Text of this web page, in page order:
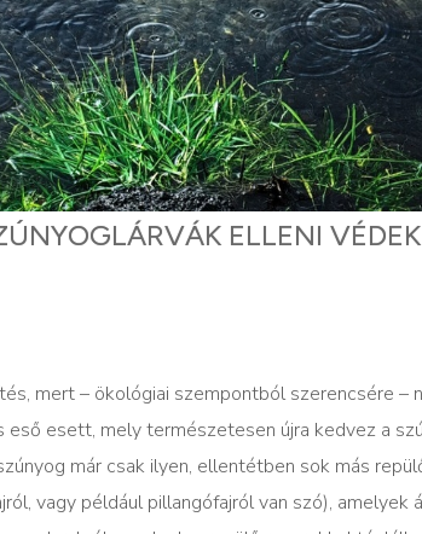
ELLENI
mert – ökológiai szempontból szerencsére –
esett, mely természetesen újra kedvez a
már csak ilyen, ellentétben sok más
vagy például pillangófajról van szó), amelyek